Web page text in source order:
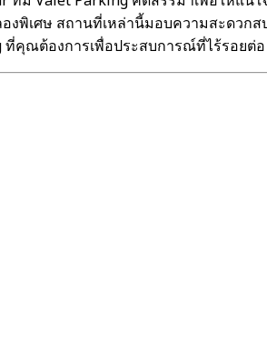
งพิเศษ สถานที่เหล่านี้มอบความสะดว
ที่คุณต้องการเพื่อประสบการณ์ที่ไร้รอยต่อ